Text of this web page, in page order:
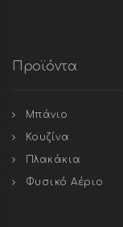
Προϊόντα
Μπάνιο
Κουζίνα
Πλακάκια
Φυσικό Αέριο